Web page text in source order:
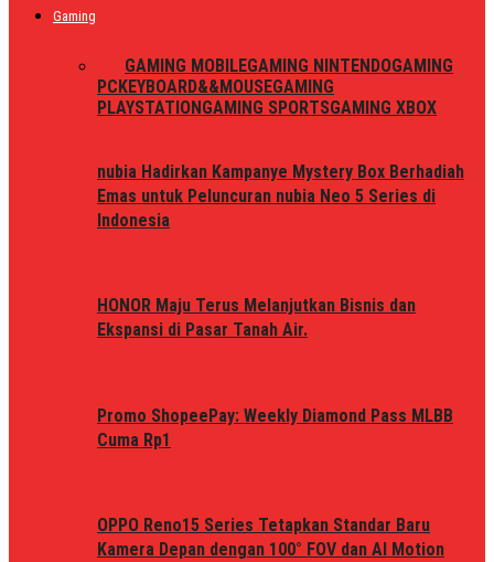
Gaming
GAMING MOBILEGAMING NINTENDOGAMING
PCKEYBOARD&&MOUSEGAMING
PLAYSTATIONGAMING SPORTSGAMING XBOX
nubia Hadirkan Kampanye Mystery Box Berhadiah
Emas untuk Peluncuran nubia Neo 5 Series di
Indonesia
HONOR Maju Terus Melanjutkan Bisnis dan
Ekspansi di Pasar Tanah Air.
Promo ShopeePay: Weekly Diamond Pass MLBB
Cuma Rp1
OPPO Reno15 Series Tetapkan Standar Baru
Kamera Depan dengan 100° FOV dan AI Motion